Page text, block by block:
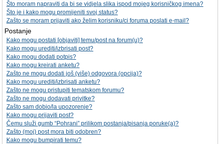
Što moram napraviti da bi se vidjela slika ispod mojeg korisničkog imena?
Što je i kako mogu promijeniti svoj status?
Zašto se moram prijaviti ako želim korisniku/ci foruma poslati e-mail?
Postanje
Kako mogu postati [objaviti] temu/post na forum(u)?
Kako mogu urediti/izbrisati post?
Kako mogu dodati potpis?
Kako mogu kreirati anketu?
Zašto ne mogu dodati još (više) odgovora (opcija)?
Kako mogu urediti/izbrisati anketu?
Zašto ne mogu pristupiti tematskom forumu?
Zašto ne mogu dodavati privitke?
Zašto sam dobio/la upozorenje?
Kako mogu prijaviti post?
Čemu služi gumb “Pohrani” prilikom postanja/pisanja poruke(a)?
Zašto (moj) post mora biti odobren?
Kako mogu bumpirati temu?